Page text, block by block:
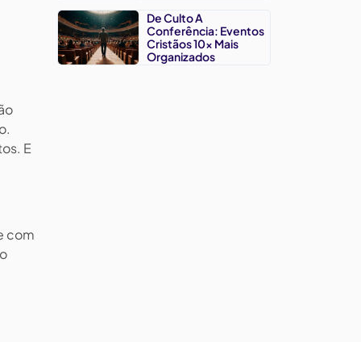
E
com
De Culto A
Conferência: Eventos
Cristãos 10x Mais
Organizados